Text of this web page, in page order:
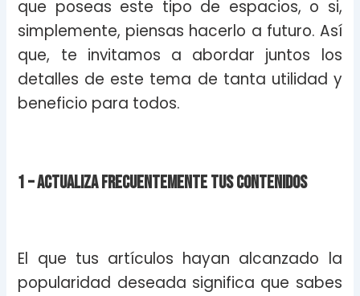
que poseas este tipo de espacios, o si,
simplemente, piensas hacerlo a futuro. Así
que, te invitamos a abordar juntos los
detalles de este tema de tanta utilidad y
beneficio para todos.
1 – Actualiza frecuentemente tus contenidos
El que tus artículos hayan alcanzado la
popularidad deseada significa que sabes